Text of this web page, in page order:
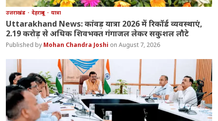
उत्तराखंड देहरादून यात्रा
Uttarakhand News: कांवड़ यात्रा 2026 में रिकॉर्ड व्यवस्थाएं,
2.19 करोड़ से अधिक शिवभक्त गंगाजल लेकर सकुशल लौटे
Mohan Chandra Joshi August 7, 2026